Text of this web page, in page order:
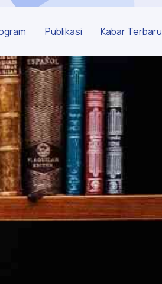
Publikasi Kabar Terbaru